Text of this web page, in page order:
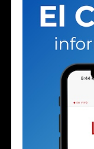
NO TE PIERDAS
Plan de
publicado la